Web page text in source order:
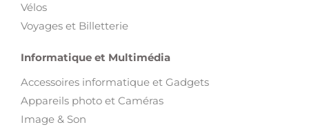
Vélos
Voyages et Billetterie
Informatique et Multimédia
Accessoires informatique et Gadgets
Appareils photo et Caméras
Image & Son